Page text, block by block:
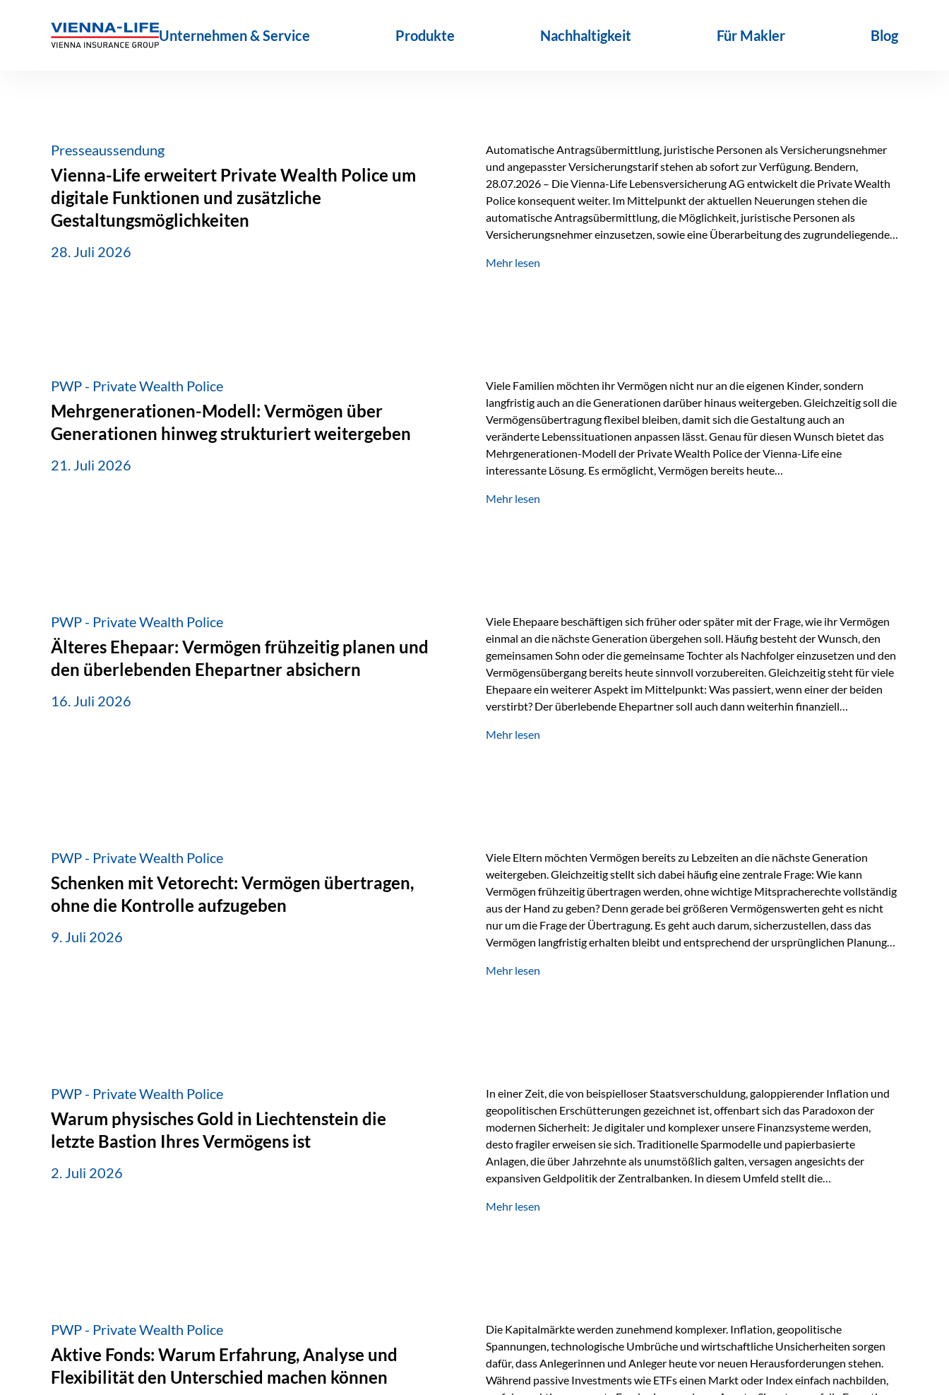
Unternehmen & Service Produkte Nachhaltigkeit Für Makler Blog
Presseaussendung
Vienna-Life erweitert Private Wealth Police um
digitale Funktionen und zusätzliche
Gestaltungsmöglichkeiten
28. Juli 2026
Automatische Antragsübermittlung, juristische Personen als Versicherungsnehmer
und angepasster Versicherungstarif stehen ab sofort zur Verfügung. Bendern,
28.07.2026 – Die Vienna-Life Lebensversicherung AG entwickelt die Private Wealth
Police konsequent weiter. Im Mittelpunkt der aktuellen Neuerungen stehen die
automatische Antragsübermittlung, die Möglichkeit, juristische Personen als
Versicherungsnehmer einzusetzen, sowie eine Überarbeitung des zugrundeliegenden
Abwicklung für Vertriebspartner deutlich effizienter gestaltet. Anträge werden direkt
Mehr lesen
PWP - Private Wealth Police
Mehrgenerationen-Modell: Vermögen über
Generationen hinweg strukturiert weitergeben
21. Juli 2026
Viele Familien möchten ihr Vermögen nicht nur an die eigenen Kinder, sondern
langfristig auch an die Generationen darüber hinaus weitergeben. Gleichzeitig soll die
Vermögensübertragung flexibel bleiben, damit sich die Gestaltung auch an
veränderte Lebenssituationen anpassen lässt. Genau für diesen Wunsch bietet das
Mehrgenerationen-Modell der Private Wealth Police der Vienna-Life eine
interessante Lösung. Es ermöglicht, Vermögen bereits heute
Ausgangssituation Stellen Sie sich folgende Familie vor: Die Großeltern haben über
Mehr lesen
PWP - Private Wealth Police
Älteres Ehepaar: Vermögen frühzeitig planen und
den überlebenden Ehepartner absichern
16. Juli 2026
Viele Ehepaare beschäftigen sich früher oder später mit der Frage, wie ihr Vermögen
einmal an die nächste Generation übergehen soll. Häufig besteht der Wunsch, den
gemeinsamen Sohn oder die gemeinsame Tochter als Nachfolger einzusetzen und den
Vermögensübergang bereits heute sinnvoll vorzubereiten. Gleichzeitig steht für viele
Ehepaare ein weiterer Aspekt im Mittelpunkt: Was passiert, wenn einer der beiden
verstirbt? Der überlebende Ehepartner soll auch dann weiterhin finanziell
können. Genau für diese Ausgangssituation bietet die Private Wealth Police der
Mehr lesen
PWP - Private Wealth Police
Schenken mit Vetorecht: Vermögen übertragen,
ohne die Kontrolle aufzugeben
9. Juli 2026
Viele Eltern möchten Vermögen bereits zu Lebzeiten an die nächste Generation
weitergeben. Gleichzeitig stellt sich dabei häufig eine zentrale Frage: Wie kann
Vermögen frühzeitig übertragen werden, ohne wichtige Mitspracherechte vollständig
aus der Hand zu geben? Denn gerade bei größeren Vermögenswerten geht es nicht
nur um die Frage der Übertragung. Es geht auch darum, sicherzustellen, dass das
Vermögen langfristig erhalten bleibt und entsprechend der ursprünglichen Planung
Ein Vater schenkt seiner Tochter einen Teil seines Vermögens. Einige Jahre später
Mehr lesen
PWP - Private Wealth Police
Warum physisches Gold in Liechtenstein die
letzte Bastion Ihres Vermögens ist
2. Juli 2026
In einer Zeit, die von beispielloser Staatsverschuldung, galoppierender Inflation und
geopolitischen Erschütterungen gezeichnet ist, offenbart sich das Paradoxon der
modernen Sicherheit: Je digitaler und komplexer unsere Finanzsysteme werden,
desto fragiler erweisen sie sich. Traditionelle Sparmodelle und papierbasierte
Anlagen, die über Jahrzehnte als unumstößlich galten, versagen angesichts der
expansiven Geldpolitik der Zentralbanken. In diesem Umfeld stellt die
die modernste und strategisch klügste Antwort auf globale Instabilität. Physische
Mehr lesen
PWP - Private Wealth Police
Aktive Fonds: Warum Erfahrung, Analyse und
Flexibilität den Unterschied machen können
Die Kapitalmärkte werden zunehmend komplexer. Inflation, geopolitische
Spannungen, technologische Umbrüche und wirtschaftliche Unsicherheiten sorgen
dafür, dass Anlegerinnen und Anleger heute vor neuen Herausforderungen stehen.
Während passive Investments wie ETFs einen Markt oder Index einfach nachbilden,